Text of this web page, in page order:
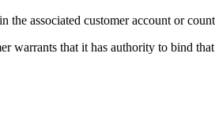
associated customer account or
warrants that it has authority to bind